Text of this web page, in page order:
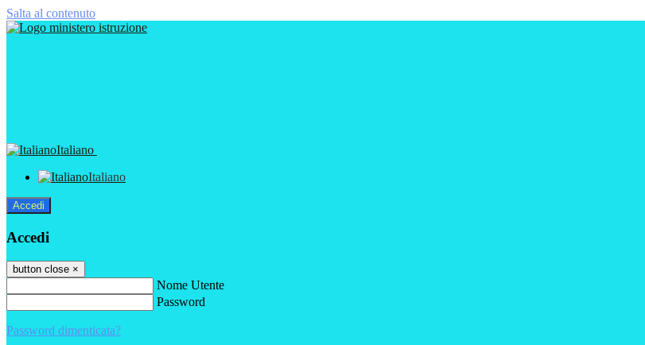
Salta al contenuto
Italiano
Italiano
Accedi
Accedi
button close ×
Nome Utente
Password
Password dimenticata?